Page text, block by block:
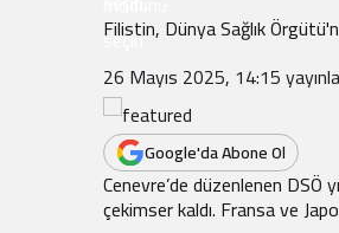
seçin.
Filistin, Dünya Sağlık
26 Mayıs 2025, 14:15
Google'da Abone Ol
Cenevre’de düzenlenen
çekimser kaldı. Fransa ve